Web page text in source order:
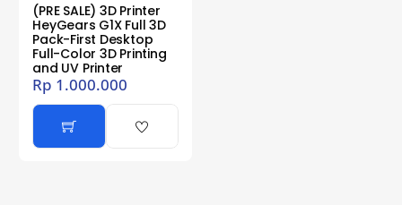
(PRE SALE) 3D Printer
HeyGears G1X Full 3D
Pack-First Desktop
Full-Color 3D Printing
and UV Printer
Rp 1.000.000